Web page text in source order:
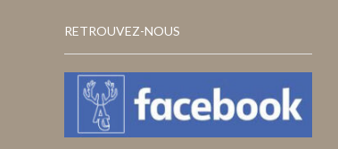
RETROUVEZ-NOUS